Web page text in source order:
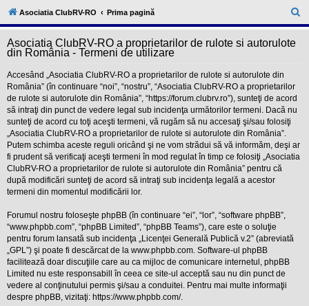
l
u
R
V
-
m
u
n
i
t
a
t
e
a
p
o
s
e
o
r
l
o
d
e
r
u
Asociatia ClubRV-RO Prima pagină
ă
Asociatia ClubRV-RO a proprietarilor de rulote si autorulote
din România - Termeni de utilizare
Accesând „Asociatia ClubRV-RO a proprietarilor de rulote si autorulote din
România” (în continuare “noi”, “nostru”, “Asociatia ClubRV-RO a proprietarilor
de rulote si autorulote din România”, “https://forum.clubrv.ro”), sunteţi de acord
să intraţi din punct de vedere legal sub incidenţa următorilor termeni. Dacă nu
sunteţi de acord cu toţi aceşti termeni, vă rugăm să nu accesaţi şi/sau folosiţi
„Asociatia ClubRV-RO a proprietarilor de rulote si autorulote din România”.
Putem schimba aceste reguli oricând şi ne vom strădui să vă informăm, deşi ar
fi prudent să verificaţi aceşti termeni în mod regulat în timp ce folosiţi „Asociatia
ClubRV-RO a proprietarilor de rulote si autorulote din România” pentru că
după modificări sunteţi de acord să intraţi sub incidenţa legală a acestor
termeni din momentul modificării lor.
Forumul nostru foloseşte phpBB (în continuare “ei”, “lor”, “software phpBB”,
“www.phpbb.com”, “phpBB Limited”, “phpBB Teams”), care este o soluţie
pentru forum lansată sub incidenţa „Licenţei Generală Publică v.2” (abreviată
„GPL”) şi poate fi descărcat de la www.phpbb.com. Software-ul phpBB
facilitează doar discuţiile care au ca mijloc de comunicare internetul, phpBB
Limited nu este responsabill în ceea ce site-ul acceptă sau nu din punct de
vedere al conţinutului permis şi/sau a conduitei. Pentru mai multe informaţii
despre phpBB, vizitaţi: https://www.phpbb.com/.